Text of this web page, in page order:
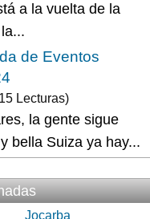
a la vuelta de la
de Eventos
Lecturas)
la gente sigue
bella Suiza ya hay...
Jocarba